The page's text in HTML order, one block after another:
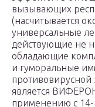
вызывающих
(насчитывается
универсальные
действующие не
обладающие
и гуморальные
является
применению с